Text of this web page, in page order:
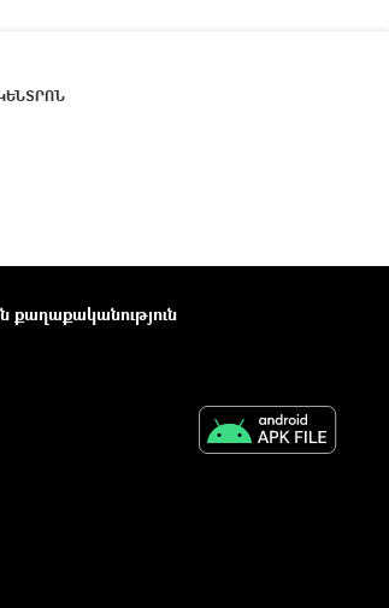
քաղաքականություն